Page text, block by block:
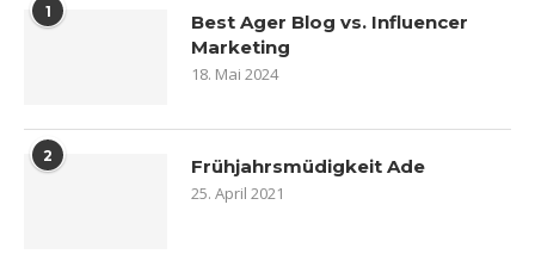
1
Best Ager Blog vs. Influencer
Marketing
18. Mai 2024
2 Frühjahrsmüdigkeit Ade
25. April 2021